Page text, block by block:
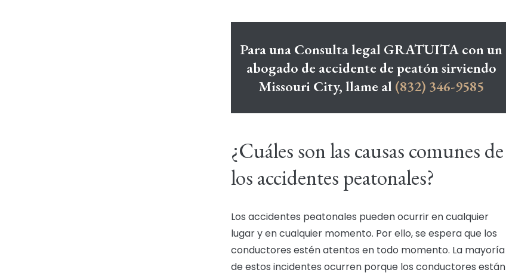
Para una Consulta legal GRATUITA con un
abogado de accidente de peatón sirviendo
Missouri City, llame al(832) 346-9585
¿Cuáles son las causas comunes de
los accidentes peatonales?
Los accidentes peatonales pueden ocurrir en cualquier
lugar y en cualquier momento. Por ello, se espera que los
conductores estén atentos en todo momento. La mayoría
de estos incidentes ocurren porque los conductores están